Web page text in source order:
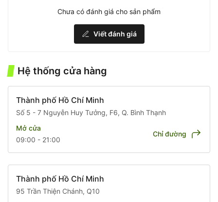
Chưa có đánh giá cho sản phẩm
Viết đánh giá
Hệ thống cửa hàng
Thành phố Hồ Chí Minh
Số 5 - 7 Nguyễn Huy Tưởng, F6, Q. Bình Thạnh
Mở cửa
09:00 - 21:00
Chỉ đường
Thành phố Hồ Chí Minh
95 Trần Thiện Chánh, Q10